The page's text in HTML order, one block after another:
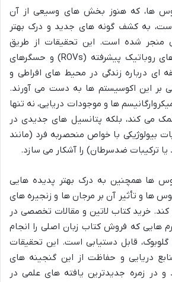
ها، که هنوز بخش های وسیعی از آن
است، به کشف گونه های جدید و درک بهتر
منجر شده است. این تحقیقات از طریق
استفاده از زیردریایی های روباتیک پیشرفته (ROVs) و حسگرهای
ای درباره زندگی در محیط های افراطی و
بر این اکوسیستم ها به دست می آورند.
ها و موجودات دریایی، نه تنها
می کند، بلکه پتانسیل های جدیدی در
بیولوژیکی با خواص منحصربه فرد (مانند
ترکیبات ضدسرطان) را آشکار می سازد.
ها همچنین به درک بهتر پدیده هایی
ها و تأثیر آن بر مرجان ها و زنجیره های
خرید کتاب لاتین و مقالات تخصصی در
هایی که فروش کتاب زبان اصلی را انجام
قابل دستیابی است. این تحقیقات
دریایی و حفاظت از این گنجینه های
در زمره جدیدترین یافته های علمی در